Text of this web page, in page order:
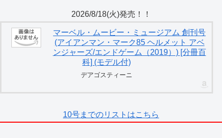
2026/8/18(火)発売！！
マーベル・ムービー・ミュージアム 創刊号
(アイアンマン・マーク85 ヘルメット アベ
ンジャーズ/エンドゲーム（2019）) [分冊百
科] (モデル付)
デアゴスティーニ
10号までのリストはこちら